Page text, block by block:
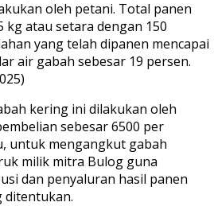
oleh petani. Total panen
kg atau setara dengan 150
yang telah dipanen mencapai
air gabah sebesar 19 persen.
kering ini dilakukan oleh
sebesar 6500 per
untuk mengangkut gabah
milik mitra Bulog guna
dan penyaluran hasil panen
ditentukan.